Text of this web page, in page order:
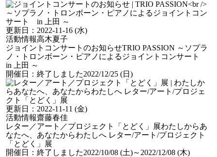
更新日： 2022-11-16 (水)
活動情報高木夏子
ジョイントコンサートのお知らせTRIO PASSION ～ソプラ
ノ・トロンボーン・ピアノによるジョイントコンサート
in 上田 ～
開催日： 終了しました2022/12/25 (日)
更新日： 2022-11-11 (金)
活動情報齋藤春佳
レター／アート／プロジェクト「とどく」展わたしからあ
なたへ、あなたからわたしへ レター/アート/プロジェクト
「とどく」展
開催日： 終了しました2022/10/08 (土)～2022/12/08 (木)